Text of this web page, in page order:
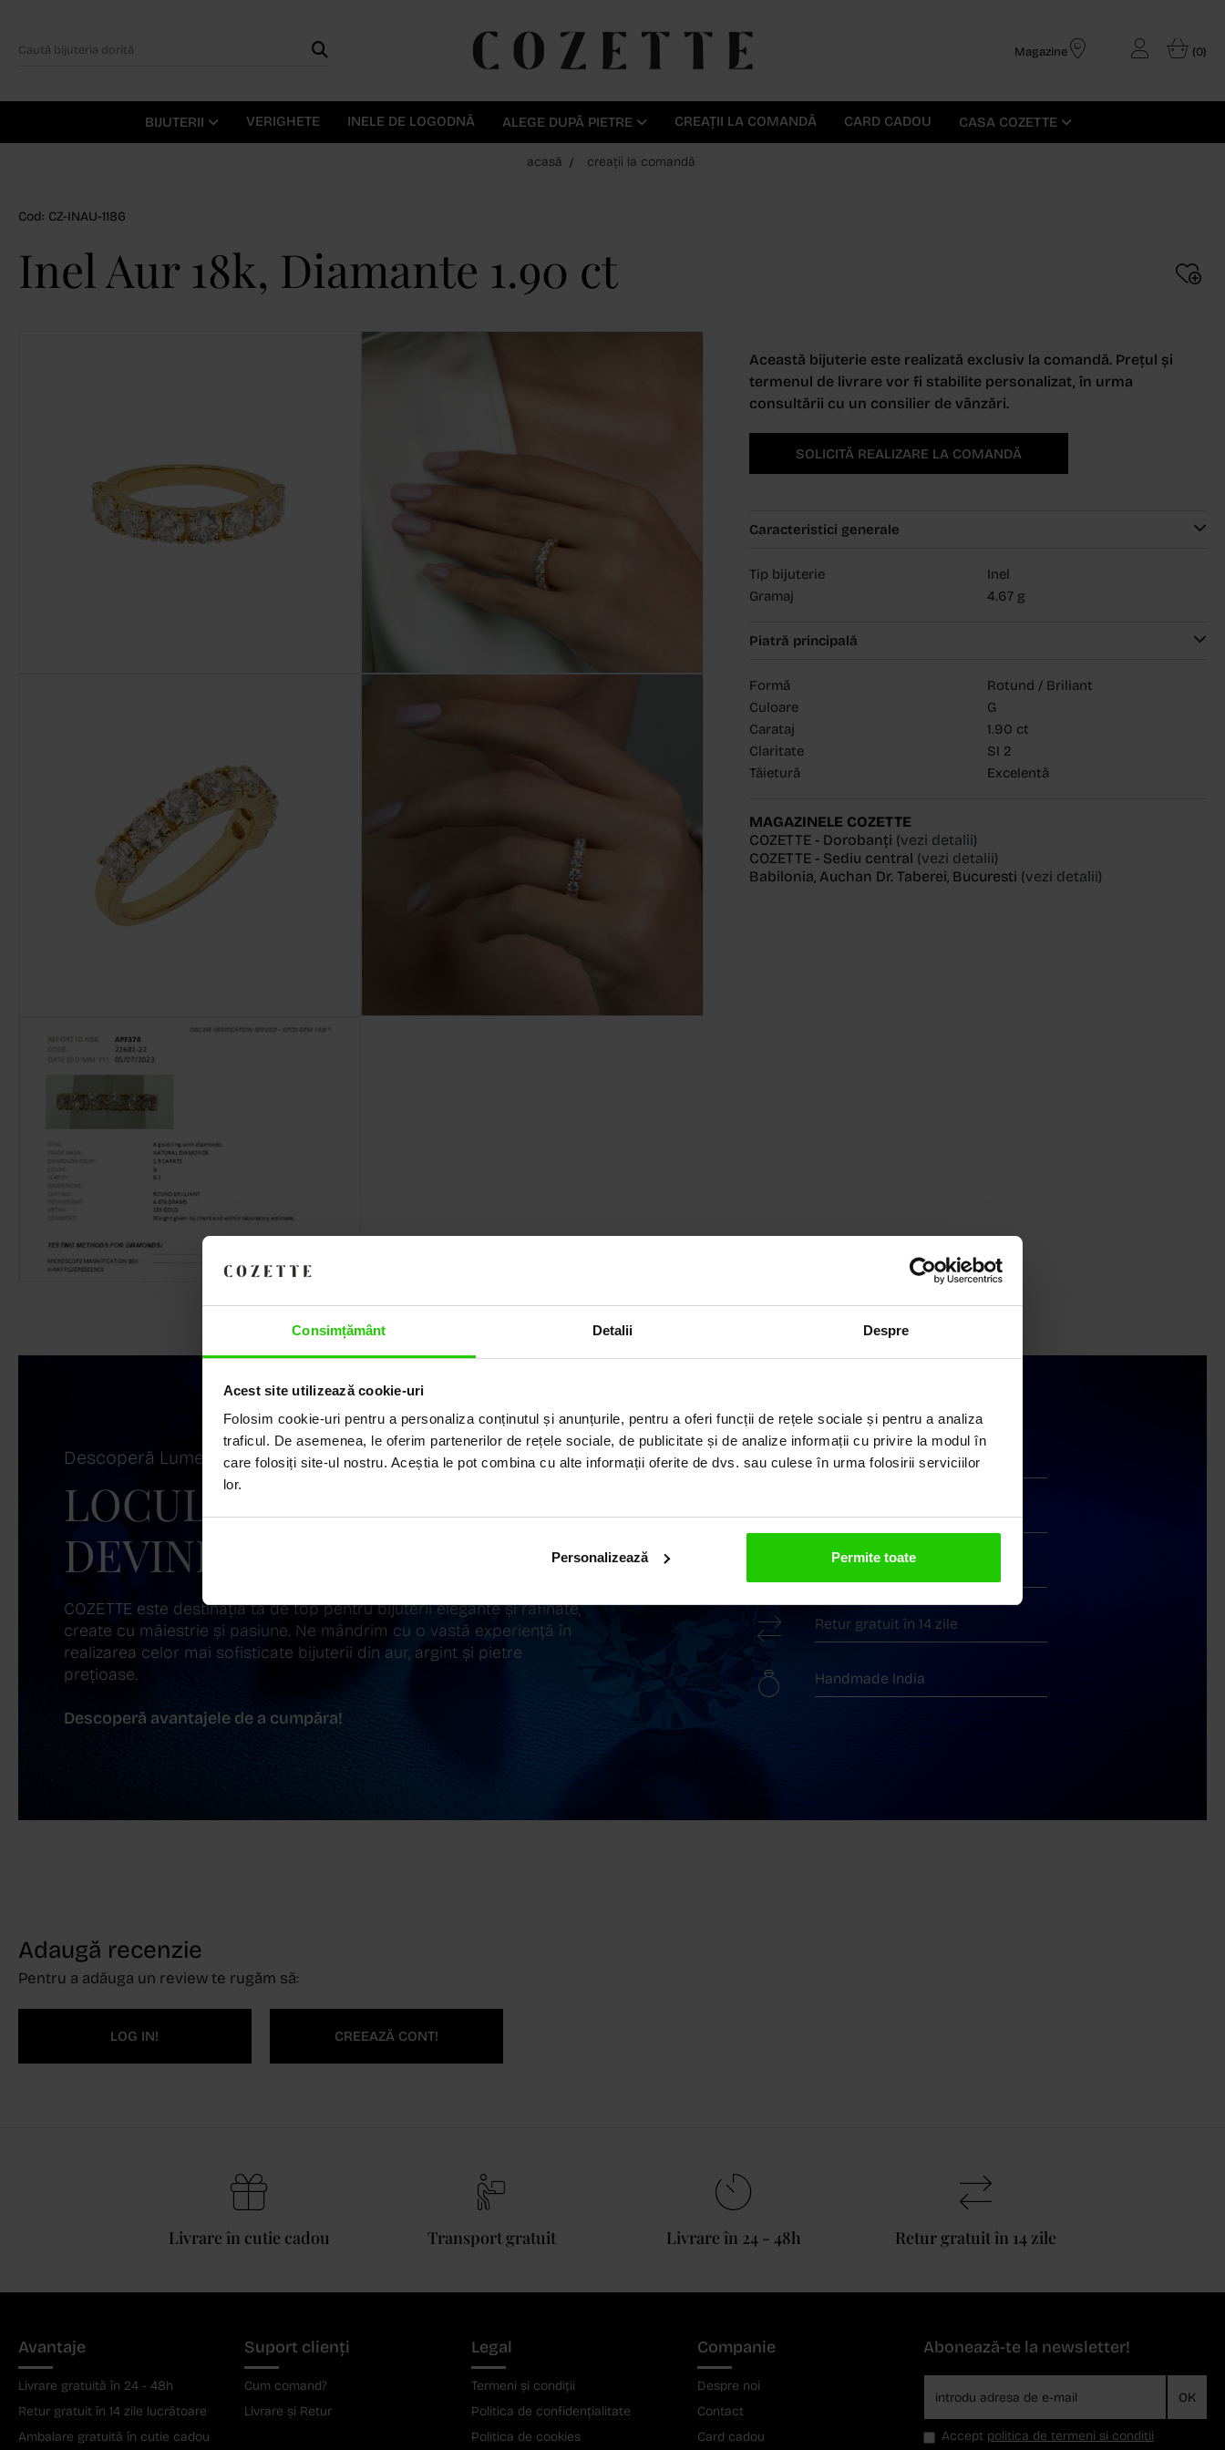
Consimțământ Detalii Despre
Acest site utilizează cookie-uri
Folosim cookie-uri pentru a personaliza conținutul și anunțurile, pentru a oferi funcții de rețele sociale și pentru a analiza
traficul. De asemenea, le oferim partenerilor de rețele sociale, de publicitate și de analize informații cu privire la modul în
care folosiți site-ul nostru. Aceștia le pot combina cu alte informații oferite de dvs. sau culese în urma folosirii serviciilor
lor.
Personalizează Permite toate
Magazine (0)
BIJUTERII VERIGHETE INELE DE LOGODNĂ ALEGE DUPĂ PIETRE CREAȚII LA COMANDĂ CARD CADOU CASA COZETTE
acasă creații la comandă
Cod: CZ-INAU-1186
Inel Aur 18k, Diamante 1.90 ct
Această bijuterie este realizată exclusiv la comandă. Prețul și
termenul de livrare vor fi stabilite personalizat, în urma
consultării cu un consilier de vânzări.
SOLICITĂ REALIZARE LA COMANDĂ
Caracteristici generale
Tip bijuterie
Inel
Gramaj
4.67 g
Piatră principală
Formă
Rotund / Briliant
Culoare
G
Carataj
1.90 ct
Claritate
SI 2
Tăietură
Excelentă
MAGAZINELE COZETTE
COZETTE - Dorobanți (vezi detalii)
COZETTE - Sediu central (vezi detalii)
Babilonia, Auchan Dr. Taberei, Bucuresti (vezi detalii)
Descoperă Lumea COZETTE,
LOCUL UNDE STILUL
DEVINE ARTĂ!
COZETTE este destinația ta de top pentru bijuterii elegante și rafinate,
create cu măiestrie și pasiune. Ne mândrim cu o vastă experiență în
realizarea celor mai sofisticate bijuterii din aur, argint și pietre
prețioase.
Descoperă avantajele de a cumpăra!
Livrare în cutie cadou
Transport gratuit
Retur gratuit în 14 zile
Handmade India
Adaugă recenzie
Pentru a adăuga un review te rugăm să:
LOG IN! CREEAZĂ CONT!
Livrare în cutie cadou Transport gratuit Livrare în 24 - 48h Retur gratuit în 14 zile
Avantaje
Livrare gratuită în 24 - 48h
Retur gratuit în 14 zile lucrătoare
Ambalare gratuită în cutie cadou
Suport clienți
Cum comand?
Livrare și Retur
Legal
Termeni și condiții
Politica de confidențialitate
Politica de cookies
Companie
Despre noi
Contact
Card cadou
Abonează-te la newsletter!
OK
Accept politica de termeni si conditii